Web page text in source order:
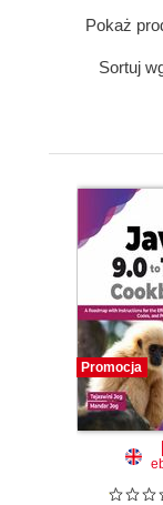
Pokaż
Sortuj
Promocja